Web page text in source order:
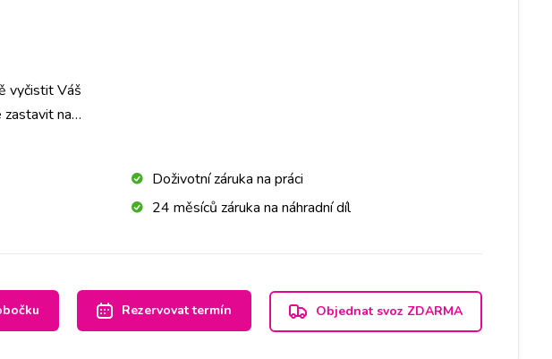
vyčistit Váš
na
Doživotní záruka na práci
24 měsíců záruka na náhradní díl
Rezervovat termín Objednat svoz ZDARMA